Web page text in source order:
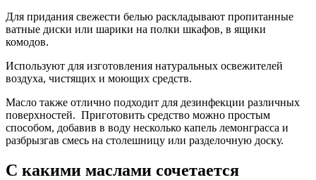
Для придания свежести белью раскладывают пропитанные
ватные диски или шарики на полки шкафов, в ящики
комодов.
Используют для изготовления натуральных освежителей
воздуха, чистящих и моющих средств.
Масло также отлично подходит для дезинфекции различных
поверхностей. Приготовить средство можно простым
способом, добавив в воду несколько капель лемонграсса и
разбрызгав смесь на столешницу или разделочную доску.
С какими маслами сочетается